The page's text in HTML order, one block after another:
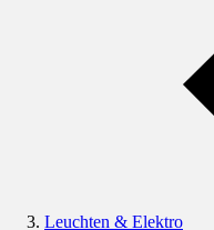
Leuchten & Elektro